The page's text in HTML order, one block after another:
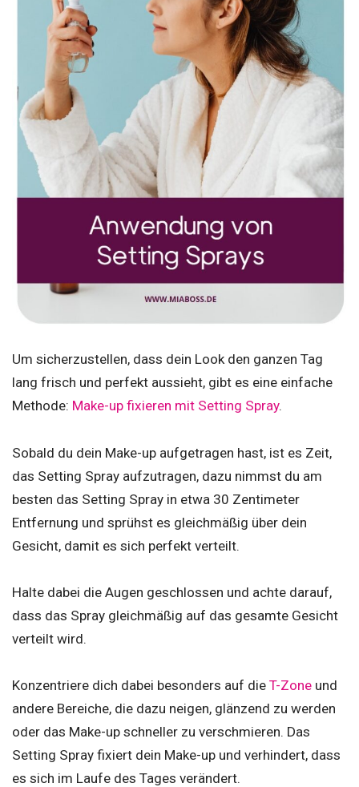
Um sicherzustellen, dass dein Look den ganzen Tag
lang frisch und perfekt aussieht, gibt es eine einfache
Methode: Make-up fixieren mit Setting Spray.
Sobald du dein Make-up aufgetragen hast, ist es Zeit,
das Setting Spray aufzutragen, dazu nimmst du am
besten das Setting Spray in etwa 30 Zentimeter
Entfernung und sprühst es gleichmäßig über dein
Gesicht, damit es sich perfekt verteilt.
Halte dabei die Augen geschlossen und achte darauf,
dass das Spray gleichmäßig auf das gesamte Gesicht
verteilt wird.
Konzentriere dich dabei besonders auf die T-Zone und
andere Bereiche, die dazu neigen, glänzend zu werden
oder das Make-up schneller zu verschmieren. Das
Setting Spray fixiert dein Make-up und verhindert, dass
es sich im Laufe des Tages verändert.